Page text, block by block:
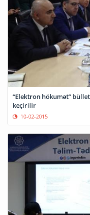
“Elektron hökumət”
keçirilir
10-02-2015